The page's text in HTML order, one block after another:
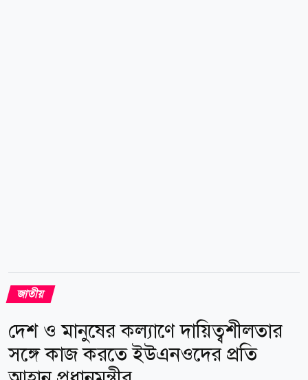
জাতীয়
দেশ ও মানুষের কল্যাণে দায়িত্বশীলতার
সঙ্গে কাজ করতে ইউএনওদের প্রতি